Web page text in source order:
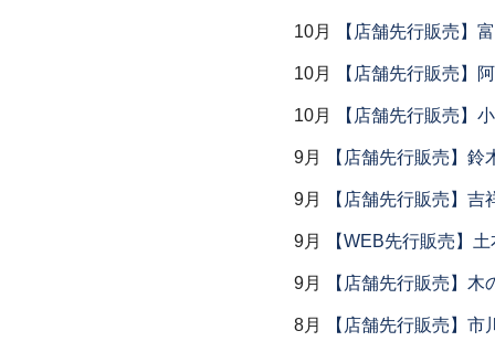
10月 【店舗先行販売】
10月 【店舗先行販売】
10月 【店舗先行販売】
9月 【店舗先行販売】
9月 【店舗先行販売】吉
9月 【WEB先行販売】
9月 【店舗先行販売】木
8月 【店舗先行販売】